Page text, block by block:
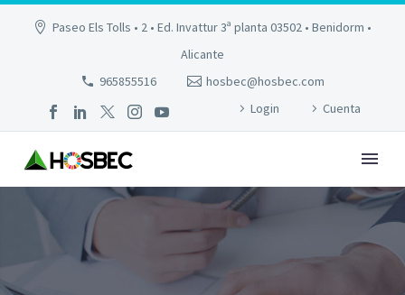
Paseo Els Tolls • 2 • Ed. Invattur 3ª planta 03502 • Benidorm •
Alicante
965855516
hosbec@hosbec.com
Login
Cuenta